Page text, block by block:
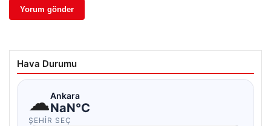
Hava Durumu
☁Ankara
NaN°C
ŞEHIR SEÇ